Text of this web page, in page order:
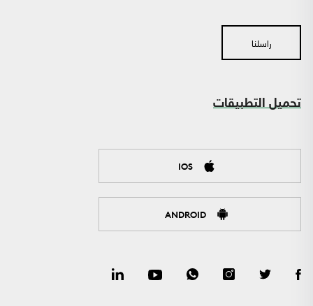
راسلنا
تحميل التطبيقات
IOS
ANDROID